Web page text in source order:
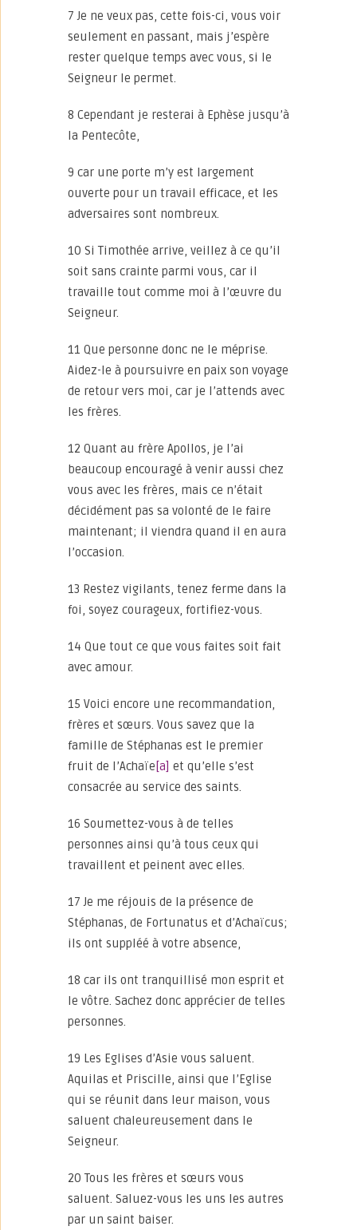
7 Je ne veux pas, cette fois-ci, vous voir
seulement en passant, mais j’espère
rester quelque temps avec vous, si le
Seigneur le permet.
8 Cependant je resterai à Ephèse jusqu’à
la Pentecôte,
9 car une porte m’y est largement
ouverte pour un travail efficace, et les
adversaires sont nombreux.
10 Si Timothée arrive, veillez à ce qu’il
soit sans crainte parmi vous, car il
travaille tout comme moi à l’œuvre du
Seigneur.
11 Que personne donc ne le méprise.
Aidez-le à poursuivre en paix son voyage
de retour vers moi, car je l’attends avec
les frères.
12 Quant au frère Apollos, je l’ai
beaucoup encouragé à venir aussi chez
vous avec les frères, mais ce n’était
décidément pas sa volonté de le faire
maintenant; il viendra quand il en aura
l’occasion.
13 Restez vigilants, tenez ferme dans la
foi, soyez courageux, fortifiez-vous.
14 Que tout ce que vous faites soit fait
avec amour.
15 Voici encore une recommandation,
frères et sœurs. Vous savez que la
famille de Stéphanas est le premier
fruit de l’Achaïe [a] et qu’elle s’est
consacrée au service des saints.
16 Soumettez-vous à de telles
personnes ainsi qu’à tous ceux qui
travaillent et peinent avec elles.
17 Je me réjouis de la présence de
Stéphanas, de Fortunatus et d’Achaïcus;
ils ont suppléé à votre absence,
18 car ils ont tranquillisé mon esprit et
le vôtre. Sachez donc apprécier de telles
personnes.
19 Les Eglises d’Asie vous saluent.
Aquilas et Priscille, ainsi que l’Eglise
qui se réunit dans leur maison, vous
saluent chaleureusement dans le
Seigneur.
20 Tous les frères et sœurs vous
saluent. Saluez-vous les uns les autres
par un saint baiser.